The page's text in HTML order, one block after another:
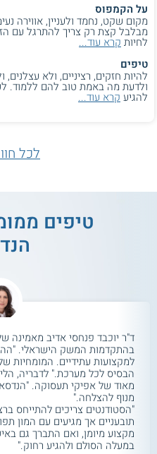
על הקמפוס
מקום שקט, נחמד ולעניין, אווירה
מבלבל קצת רק צריך להתרגל עם
לחיות קרא עוד...
טיפים
להיות חזקים, רציניים, ולא עצלנים,
ולדעת מה באמת טוב להם ללמוד.
להגיע קרא עוד...
לכל
טיפים
ד"ר יוכבד פנחסי אדיב מאמינה
בהתקדמות המשק הישראלי.
למקצועות עתידיים. המומחיות
הבסיס לכל מערכת." לדבריה,
מאוד של אפיקי תעסוקה.
מנוף להצלחה."
"הסטודנטים צריכים להתייחס
תובעניים אך מגיעים עם המון
מקצוע מיומן, ואם התברך גם
במעלה הסולם ולהגיע רחוק."